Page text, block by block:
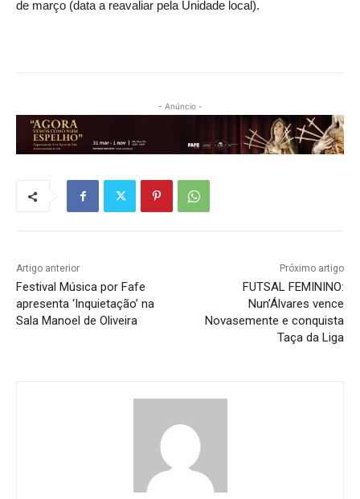
de março (data a reavaliar pela Unidade local).
- Anúncio -
Artigo anterior
Festival Música por Fafe
apresenta ‘Inquietação’ na
Sala Manoel de Oliveira
Próximo artigo
FUTSAL FEMININO:
Nun’Álvares vence
Novasemente e conquista
Taça da Liga